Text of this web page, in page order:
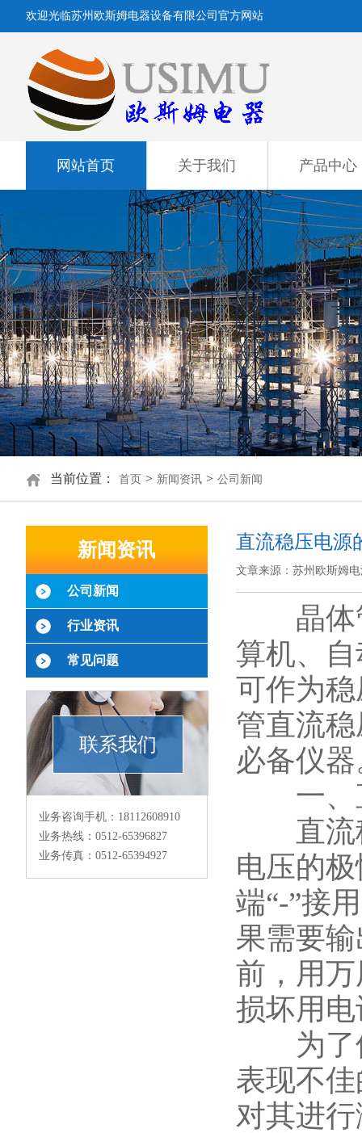
欢迎光临苏州欧斯姆电器设备有限公司官方网站
网站首页 关于我们 产品中心
当前位置： 首页 > 新闻资讯 > 公司新闻
新闻资讯
公司新闻
行业资讯
常见问题
联系我们
业务咨询手机：18112608910
业务热线：0512-65396827
业务传真：0512-65394927
直流稳压电源
文章来源：苏州欧斯姆电
晶体管
算机、
可作为
管直流
必备仪
一、直
直流稳
电压的
端“-”接
果需要
前，用
损坏用
为了使
表现不
对其进